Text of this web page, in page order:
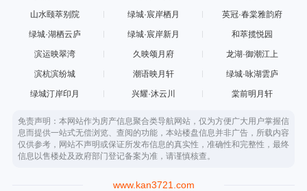
山水颐萃别院 绿城·宸岸栖月 英冠·春棠雅韵府
绿城·湖栖云庐 绿城·宸岸新月 和萃揽悦园
滨运映翠湾 久映颂月府 龙湖·御潮江上
滨杭滨纷城 潮语映月轩 绿城·咏湖雲庐
绿城汀岸印月 兴耀·沐云川 棠前明月轩
免责声明：本网站作为房产信息聚合类导航网站，仅为方便广大用户掌握信
息而提供一站式无偿浏览、查阅的功能，本站楼盘信息并非广告，所载内容
仅供参考，网站不声明或保证所发布信息的真实性，准确性和完整性，最终
信息以售楼处及政府部门登记备案为准，请谨慎核查。
www.kan3721.com